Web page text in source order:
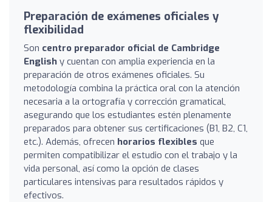
Preparación de exámenes oficiales y
flexibilidad
Son centro preparador oficial de Cambridge
English y cuentan con amplia experiencia en la
preparación de otros exámenes oficiales. Su
metodología combina la práctica oral con la atención
necesaria a la ortografía y corrección gramatical,
asegurando que los estudiantes estén plenamente
preparados para obtener sus certificaciones (B1, B2, C1,
etc.). Además, ofrecen horarios flexibles que
permiten compatibilizar el estudio con el trabajo y la
vida personal, así como la opción de clases
particulares intensivas para resultados rápidos y
efectivos.